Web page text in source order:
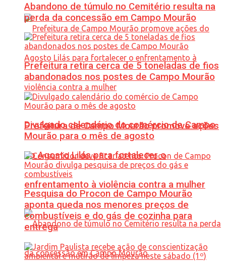
Prefeitura de Campo Mourão promove ações
do Agosto Lilás para fortalecer o
enfrentamento à violência contra a mulher
Abandono de túmulo no Cemitério resulta na
perda da concessão em Campo Mourão
Prefeitura retira cerca de 5 toneladas de fios
abandonados nos postes de Campo Mourão
Divulgado calendário do comércio de Campo
Mourão para o mês de agosto
Pesquisa do Procon de Campo Mourão
aponta queda nos menores preços de
combustíveis e do gás de cozinha para
entrega